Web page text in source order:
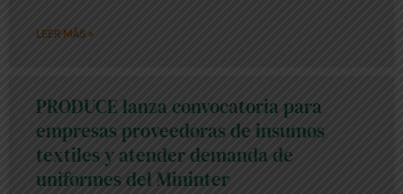
LEER MÁS »
PRODUCE lanza convocatoria para
empresas proveedoras de insumos
textiles y atender demanda de
uniformes del Mininter